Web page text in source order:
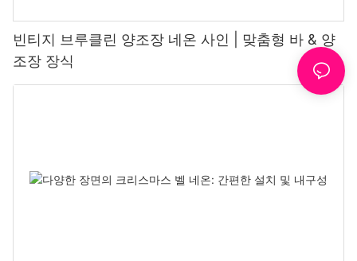
빈티지 브루클린 양조장 네온 사인 | 맞춤형 바 & 양
조장 장식